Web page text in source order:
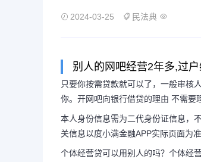
2024-03-25 民法典
别人的网吧经营2年多,过
只要你按需贷款就可以了，一般审核
你。开网吧向银行借贷的理由 不需要
本人身份信息需为二代身份证信息，
关信息以度小满金融APP实际页面为
个体经营贷可以用别人的吗？个体经
营业执照过户可